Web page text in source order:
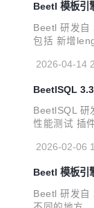
Beetl 模板引
Beetl 研发自
包括 新增
2026-04-14
BeetlSQL
BeetlSQL 研
性能测试 插
2026-02-06
Beetl 模板引
Beetl 研发自